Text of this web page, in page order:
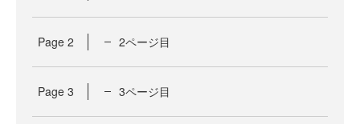
Page 2 2ページ目
Page 3 3ページ目